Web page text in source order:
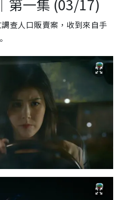
第一集 (03/17)
查人口販賣案，收到來自手